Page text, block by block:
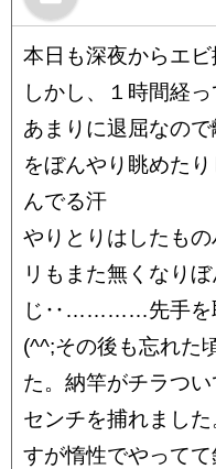
本日も深夜からエビ
しかし、１時間経
あまりに退屈なの
をぼんやり眺めた
んでる汗
やりとりはしたも
リもまた無くなり
じ‥…………先手を
(^^;その後も忘れた
た。納竿がチラつ
センチを捕れまし
すが惰性でやって